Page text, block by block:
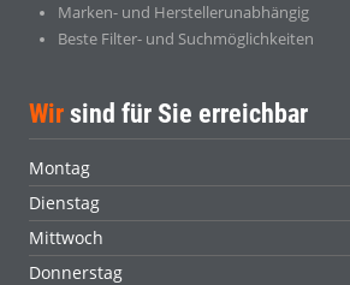
Marken- und Herstellerunabhängig
Beste Filter- und Suchmöglichkeiten
Wir sind für Sie erreichbar
Montag
Dienstag
Mittwoch
Donnerstag